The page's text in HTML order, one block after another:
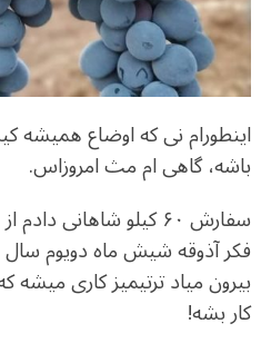
اینطورام نی که اوضاع
باشه، گاهی ام مث امروزاس.
سفارش ۶۰ کیلو
فکر آذوقه شیش ماه دویوم سال
بیرون میاد ترتیمیز کاری میشه
کار بشه!